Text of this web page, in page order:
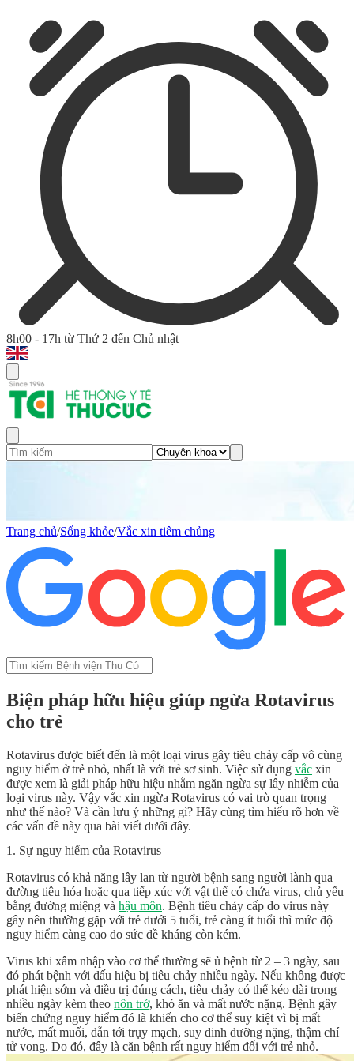
8h00 - 17h từ Thứ 2 đến Chủ nhật
Trang chủ/Sống khỏe/Vắc xin tiêm chủng
Biện pháp hữu hiệu giúp ngừa Rotavirus
cho trẻ
Rotavirus được biết đến là một loại virus gây tiêu chảy cấp vô cùng
nguy hiểm ở trẻ nhỏ, nhất là với trẻ sơ sinh. Việc sử dụng vắc xin
được xem là giải pháp hữu hiệu nhằm ngăn ngừa sự lây nhiễm của
loại virus này. Vậy vắc xin ngừa Rotavirus có vai trò quan trọng
như thế nào? Và cần lưu ý những gì? Hãy cùng tìm hiểu rõ hơn về
các vấn đề này qua bài viết dưới đây.
1. Sự nguy hiểm của Rotavirus
Rotavirus có khả năng lây lan từ người bệnh sang người lành qua
đường tiêu hóa hoặc qua tiếp xúc với vật thể có chứa virus, chủ yếu
bằng đường miệng và hậu môn. Bệnh tiêu chảy cấp do virus này
gây nên thường gặp với trẻ dưới 5 tuổi, trẻ càng ít tuổi thì mức độ
nguy hiểm càng cao do sức đề kháng còn kém.
Virus khi xâm nhập vào cơ thể thường sẽ ủ bệnh từ 2 – 3 ngày, sau
đó phát bệnh với dấu hiệu bị tiêu chảy nhiều ngày. Nếu không được
phát hiện sớm và điều trị đúng cách, tiêu chảy có thể kéo dài trong
nhiều ngày kèm theo nôn trớ, khó ăn và mất nước nặng. Bệnh gây
biến chứng nguy hiểm đó là khiến cho cơ thể suy kiệt vì bị mất
nước, mất muối, dẫn tới trụy mạch, suy dinh dưỡng nặng, thậm chí
tử vong. Do đó, đây là căn bệnh rất nguy hiểm đối với trẻ nhỏ.